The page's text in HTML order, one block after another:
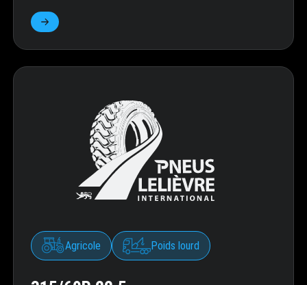
Agricole Poids lourd